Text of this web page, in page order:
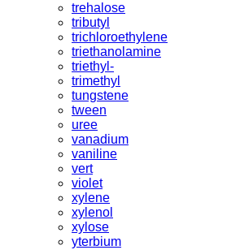
trehalose
tributyl
trichloroethylene
triethanolamine
triethyl-
trimethyl
tungstene
tween
uree
vanadium
vaniline
vert
violet
xylene
xylenol
xylose
yterbium